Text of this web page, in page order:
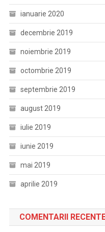
ianuarie 2020
decembrie 2019
noiembrie 2019
octombrie 2019
septembrie 2019
august 2019
iulie 2019
iunie 2019
mai 2019
aprilie 2019
COMENTARII